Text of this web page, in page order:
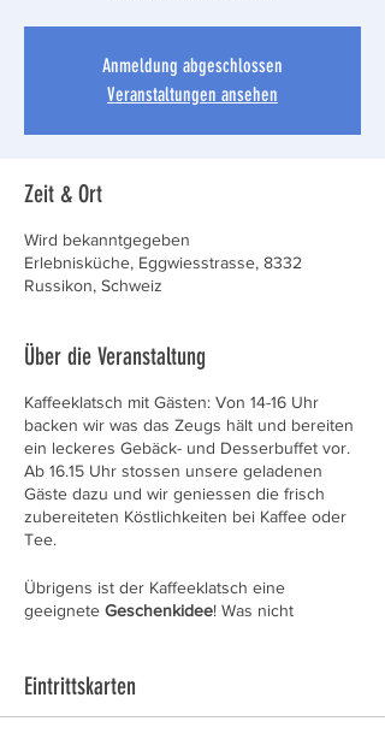
Anmeldung abgeschlossen
Veranstaltungen ansehen
Zeit & Ort
Wird bekanntgegeben
Erlebnisküche, Eggwiesstrasse, 8332
Russikon, Schweiz
Über die Veranstaltung
Kaffeeklatsch mit Gästen: Von 14-16 Uhr
backen wir was das Zeugs hält und bereiten
ein leckeres Gebäck- und Desserbuffet vor.
Ab 16.15 Uhr stossen unsere geladenen
Gäste dazu und wir geniessen die frisch
zubereiteten Köstlichkeiten bei Kaffee oder
Tee.
Übrigens ist der Kaffeeklatsch eine
geeignete Geschenkidee! Was nicht
Kursteilnehmer darf einen Gast einladen, der
ab 16.15 Uhr dazu kommt.
Eintrittskarten